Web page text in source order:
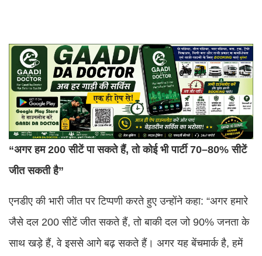
“अगर हम 200 सीटें पा सकते हैं, तो कोई भी पार्टी 70–80% सीटें
जीत सकती है”
एनडीए की भारी जीत पर टिप्पणी करते हुए उन्होंने कहा: “अगर हमारे
जैसे दल 200 सीटें जीत सकते हैं, तो बाकी दल जो 90% जनता के
साथ खड़े हैं, वे इससे आगे बढ़ सकते हैं। अगर यह बेंचमार्क है, हमें